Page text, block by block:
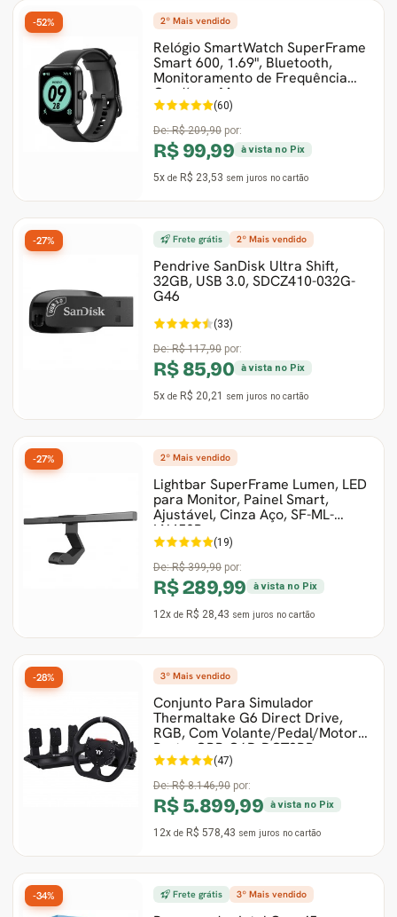
2º Mais vendido
Relógio SmartWatch SuperFrame
Smart 600, 1.69", Bluetooth,
Monitoramento de Frequência
Cardíaca, Mus
(60)
De:R$ 209,90 por:
R$ 99,99 à vista no Pix
5x de R$ 23,53 sem juros no cartão
-52%
Frete grátis 2º Mais vendido
Pendrive SanDisk Ultra Shift,
32GB, USB 3.0, SDCZ410-032G-
G46
(33)
De:R$ 117,90 por:
R$ 85,90 à vista no Pix
5x de R$ 20,21 sem juros no cartão
-27%
2º Mais vendido
Lightbar SuperFrame Lumen, LED
para Monitor, Painel Smart,
Ajustável, Cinza Aço, SF-ML-
LN450B
(19)
De:R$ 399,90 por:
R$ 289,99 à vista no Pix
12x de R$ 28,43 sem juros no cartão
-27%
3º Mais vendido
Conjunto Para Simulador
Thermaltake G6 Direct Drive,
RGB, Com Volante/Pedal/Motor,
Preto, GRB-G6D-DGT3BB-
(47)
De:R$ 8.146,90 por:
R$ 5.899,99 à vista no Pix
12x de R$ 578,43 sem juros no cartão
-28%
Frete grátis 3º Mais vendido
-34%